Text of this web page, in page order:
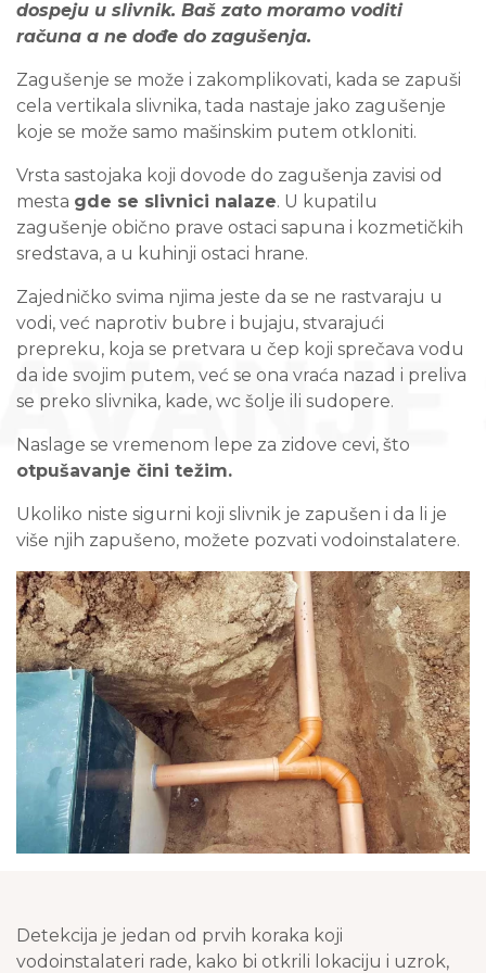
dospeju u slivnik. Baš zato moramo voditi
računa a ne dođe do zagušenja.
Zagušenje se može i zakomplikovati, kada se zapuši
cela vertikala slivnika, tada nastaje jako zagušenje
koje se može samo mašinskim putem otkloniti.
Vrsta sastojaka koji dovode do zagušenja zavisi od
mesta gde se slivnici nalaze. U kupatilu
zagušenje obično prave ostaci sapuna i kozmetičkih
sredstava, a u kuhinji ostaci hrane.
Zajedničko svima njima jeste da se ne rastvaraju u
vodi, već naprotiv bubre i bujaju, stvarajući
prepreku, koja se pretvara u čep koji sprečava vodu
da ide svojim putem, već se ona vraća nazad i preliva
se preko slivnika, kade, wc šolje ili sudopere.
Naslage se vremenom lepe za zidove cevi, što
otpušavanje čini težim.
Ukoliko niste sigurni koji slivnik je zapušen i da li je
više njih zapušeno, možete pozvati vodoinstalatere.
Detekcija je jedan od prvih koraka koji
vodoinstalateri rade, kako bi otkrili lokaciju i uzrok,